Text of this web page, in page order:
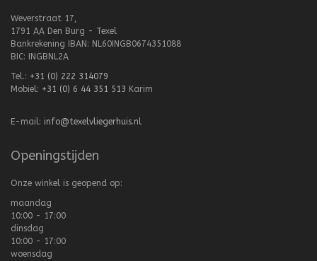
Weverstraat 17,
1791 AA Den Burg - Texel
Bankrekening IBAN: NL60INGB0674351088
BIC: INGBNL2A
Tel.: +31 (0) 222 314079
Mobiel: +31 (0) 6 44 351 513 Karim
E-mail: info@texelvliegerhuis.nl
Openingstijden
Onze winkel is geopend op:
maandag
10:00 - 17:00
dinsdag
10:00 - 17:00
woensdag